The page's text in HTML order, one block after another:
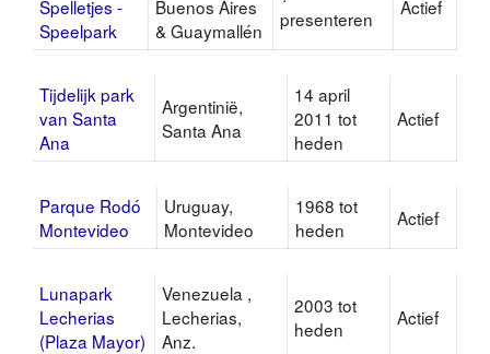
Spelletjes -
Speelpark
Buenos Aires
& Guaymallén
presenteren
Actief
Tijdelijk park
van Santa
Ana
Argentinië,
Santa Ana
14 april
2011 tot
heden
Actief
Parque Rodó
Montevideo
Uruguay,
Montevideo
1968 tot
heden
Actief
Lunapark
Lecherias
(Plaza Mayor)
Venezuela ,
Lecherias,
Anz.
2003 tot
heden
Actief